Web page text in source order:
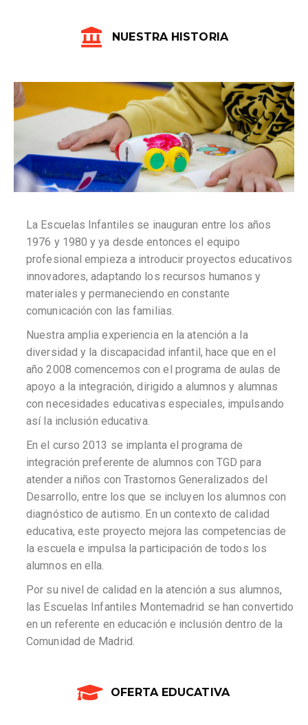
NUESTRA HISTORIA
La Escuelas Infantiles se inauguran entre los años
1976 y 1980 y ya desde entonces el equipo
profesional empieza a introducir proyectos educativos
innovadores, adaptando los recursos humanos y
materiales y permaneciendo en constante
comunicación con las familias.
Nuestra amplia experiencia en la atención a la
diversidad y la discapacidad infantil, hace que en el
año 2008 comencemos con el programa de aulas de
apoyo a la integración, dirigido a alumnos y alumnas
con necesidades educativas especiales, impulsando
así la inclusión educativa.
En el curso 2013 se implanta el programa de
integración preferente de alumnos con TGD para
atender a niños con Trastornos Generalizados del
Desarrollo, entre los que se incluyen los alumnos con
diagnóstico de autismo. En un contexto de calidad
educativa, este proyecto mejora las competencias de
la escuela e impulsa la participación de todos los
alumnos en ella.
Por su nivel de calidad en la atención a sus alumnos,
las Escuelas Infantiles Montemadrid se han convertido
en un referente en educación e inclusión dentro de la
Comunidad de Madrid.
OFERTA EDUCATIVA